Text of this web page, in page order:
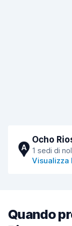
A
Ocho
1 sedi di
Visualizza
Quando